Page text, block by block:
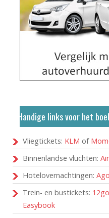
Handige links voor het
Vliegtickets: KLM of
Binnenlandse vluchten:
Hotelovernachtingen:
Trein- en bustickets:
Easybook